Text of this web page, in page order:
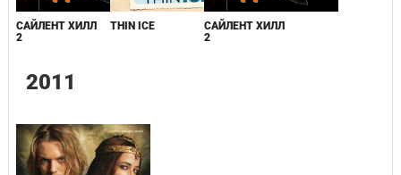
САЙЛЕНТ ХИЛЛ
2
THIN ICE
САЙЛЕНТ ХИЛЛ
2
2011